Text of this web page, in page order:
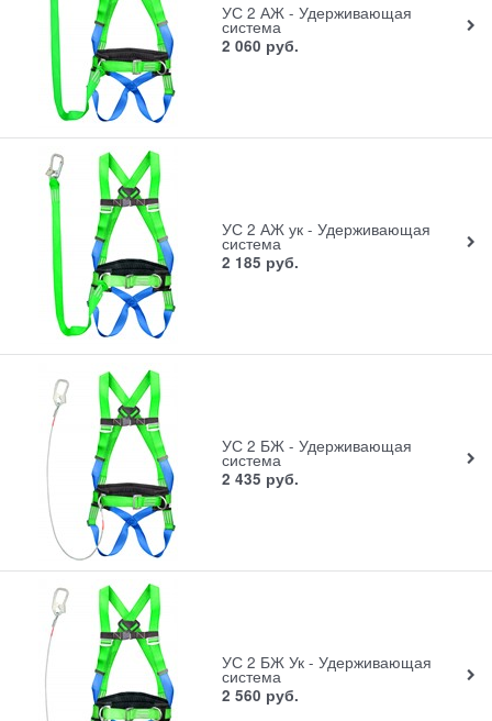
УС 2 АЖ - Удерживающая
система
2 060 руб.
УС 2 АЖ ук - Удерживающая
система
2 185 руб.
УС 2 БЖ - Удерживающая
система
2 435 руб.
УС 2 БЖ Ук - Удерживающая
система
2 560 руб.